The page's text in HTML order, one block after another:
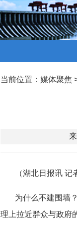
当前位置： 媒体聚焦
（湖北日报讯
为什么不建围墙
理上拉近群众与政府